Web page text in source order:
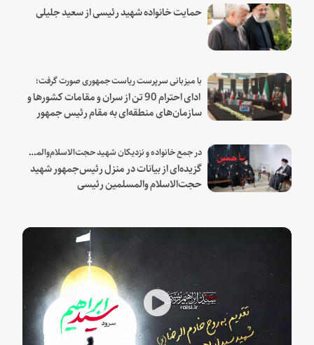
حمایت خانواده شهید رئیسی از سعید جلیلی
با میزبانی سرپرست ریاست جمهوری صورت گرفت؛
ادای احترام 90 تن از سران و مقامات کشورها و
سازمان‌های منطقه‌ای به مقام رئیس جمهور
در جمع خانواده و نزدیکان شهید حجت‌الاسلام‌والمسلمین رئیسی:
گزیده‌ای از بیانات در منزل رئیس‌جمهور شهید
حجت‌الاسلام والمسلمین رئیسی
Play